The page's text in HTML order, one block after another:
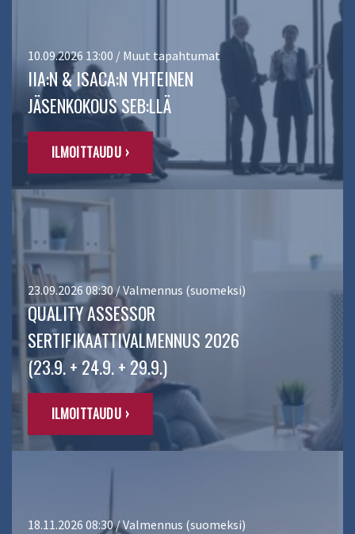
10.09.2026 13:00 / Muut tapahtumat
IIA:N & ISACA:N YHTEINEN
JÄSENKOKOUS SEB:LLÄ
ILMOITTAUDU ›
23.09.2026 08:30 / Valmennus (suomeksi)
QUALITY ASSESSOR
SERTIFIKAATTIVALMENNUS 2026
(23.9. + 24.9. + 29.9.)
ILMOITTAUDU ›
18.11.2026 08:30 / Valmennus (suomeksi)